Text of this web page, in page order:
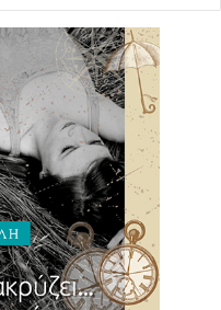
Πρόκειται για
ανθρώπους του
τι θα γίνει, κάποια
την παράσταση
είναι διαδικτυακή η
Έπρεπε να
ότι θα κάνω την
δεν υπήρχε η
τι μορφή να
ηθοποιούς μια
έχουμε πρεμιέρα. Για